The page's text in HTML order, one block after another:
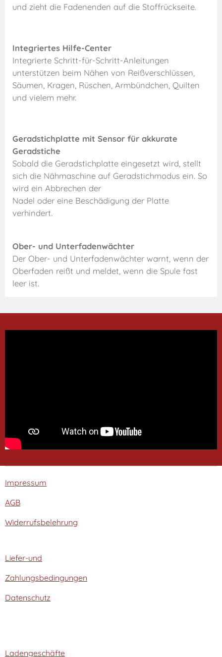
und zieht die Fadenenden auf die Stoffrückseite.
Integriertes Hilfe-Center
Integrierte Schritt-für-Schritt-Anleitungen
unterstützen beim Nähen von Reißverschlüssen,
Säumen, Kragen, Rüschen, Armbündchen, Quilten
und vielem mehr.
Geradstichplatte mit Sensor für akkurate
Geradstiche
Sobald die Geradstichplatte eingesetzt wird, stellt
sich die Nähmaschine auf Geradstichmodus ein. So
wird ein Abbrechen der
Nadel oder eine Beschädigung der Platte
verhindert.
Ober- und Unterfadenwächter
Der Ober- und Unterfadenwächter warnt, wenn der
Oberfaden reißt und meldet, wenn die Spule fast
leer ist.
Impressum
AGB
Widerrufsbelehrung
Liefer-und
Zahlungsbedingungen
Datenschutz
Ladengeschäfte